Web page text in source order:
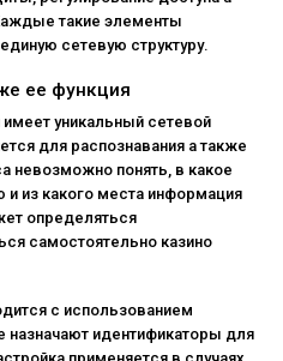
такие элементы
сетевую структуру.
ее функция
уникальный сетевой
для распознавания а также
невозможно понять, в какое
из какого места информация
определяться
самостоятельно казино
с использованием
идентификаторы для